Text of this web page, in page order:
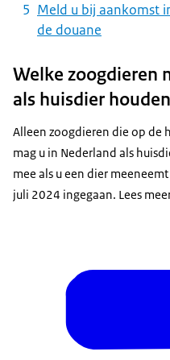
Meld u bij aankomst
de douane
Welke zoogdieren
als huisdier
Alleen zoogdieren die op de
mag u in Nederland als
mee als u een dier
juli 2024 ingegaan. Lees